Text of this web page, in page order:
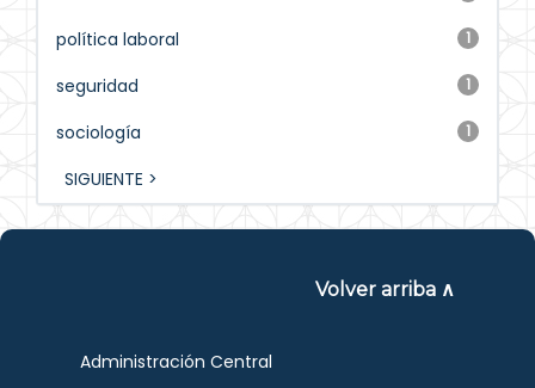
1
política laboral
1
seguridad
1
sociología
SIGUIENTE >
Volver arriba ∧
Administración Central